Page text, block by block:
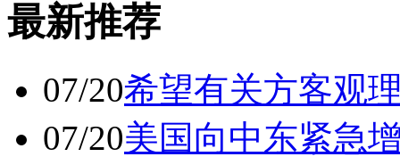
最新推荐
07/20希望有关方客观
07/20美国向中东紧急